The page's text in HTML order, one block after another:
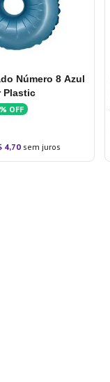
Número 8 Azul
Plastic
OFF
4,70 sem juros